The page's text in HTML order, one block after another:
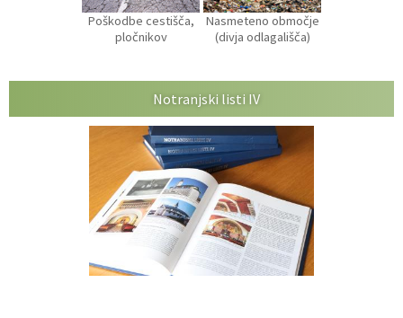
Poškodbe cestišča,
pločnikov
Nasmeteno območje
(divja odlagališča)
Notranjski listi IV